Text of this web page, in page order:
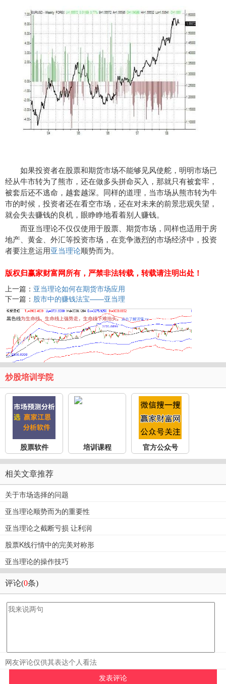
如果投资者在股票和期货市场不能够见风使舵，明明市场已
经从牛市转为了熊市，还在做多头拼命买入，那就只有被套牢，
被套后还不逃命，越套越深。同样的道理，当市场从熊市转为牛
市的时候，投资者还在看空市场，还在对未来的前景悲观失望，
就会失去赚钱的良机，眼睁睁地看着别人赚钱。
而亚当理论不仅仅使用于股票、期货市场，同样也适用于房
地产、黄金、外汇等投资市场，在竞争激烈的市场经济中，投资
者要注意运用亚当理论顺势而为。
版权归赢家财富网所有，严禁非法转载，转载请注明出处！
上一篇： 亚当理论如何在期货市场应用
下一篇： 股市中的赚钱法宝——亚当理
炒股培训学院
股票软件 培训课程 官方公众号
相关文章推荐
关于市场选择的问题
亚当理论顺势而为的重要性
亚当理论之截断亏损 让利润
股票K线行情中的完美对称形
亚当理论的操作技巧
评论(0条)
网友评论仅供其表达个人看法